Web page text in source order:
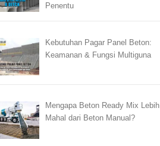
Penentu
Kebutuhan Pagar Panel Beton:
Keamanan & Fungsi Multiguna
Mengapa Beton Ready Mix Lebih
Mahal dari Beton Manual?